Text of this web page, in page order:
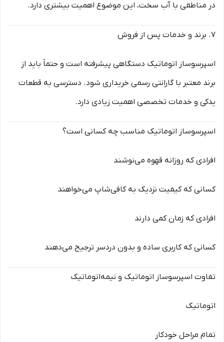
در مناطقی با آب سخت، این موضوع اهمیت بیشتری دارد.
7. برند و خدمات پس از فروش
اسپرسوساز اتوماتیک دستگاهی پیشرفته است و حتماً باید از
برند معتبر با گارانتی رسمی خریداری شود. دسترسی به قطعات
یدکی و خدمات تخصصی اهمیت زیادی دارد.
اسپرسوساز اتوماتیک مناسب چه کسانی است؟
افرادی که روزانه قهوه می‌نوشند
کسانی که کیفیت نزدیک به کافی‌شاپ می‌خواهند
افرادی که زمان کمی دارند
کسانی که کاربری ساده و بدون دردسر ترجیح می‌دهند
تفاوت اسپرسوساز اتوماتیک و نیمه‌اتوماتیک
اتوماتیک
تمام مراحل خودکار